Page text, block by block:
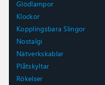
Glödlampor
Klockor
Kopplingsbara Slingor
Nostalgi
Nätverkskablar
Plåtskyltar
Rökelser